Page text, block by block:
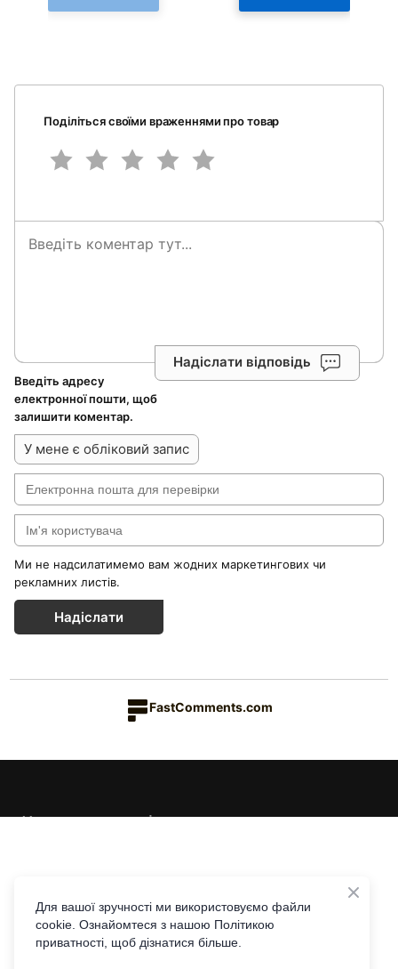
Поділіться своїми враженнями про товар
Надіслати відповідь
Введіть адресу
електронної пошти, щоб
залишити коментар.
У мене є обліковий запис
Ми не надсилатимемо вам жодних маркетингових чи
рекламних листів.
Надіслати
FastComments.com
Каталог товарів
Дім & Кухня
Доставка та оплата
Повернення та обмін
Контакти
Для вашої зручності ми використовуємо файли
cookie. Ознайомтеся з нашою Політикою
приватності, щоб дізнатися більше.